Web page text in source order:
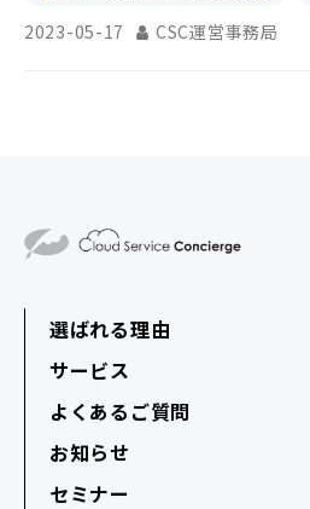
2023-05-17 CSC運営事務局
選ばれる理由
サービス
よくあるご質問
お知らせ
セミナー